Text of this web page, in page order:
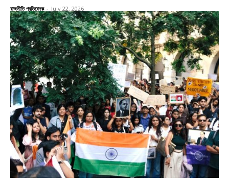
রাজনীতি প্রতিবেদক - July 22, 2026